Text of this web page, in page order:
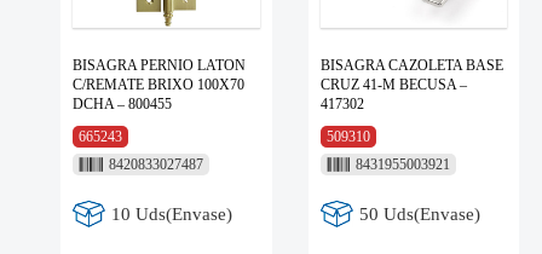
BISAGRA PERNIO LATON
C/REMATE BRIXO 100X70
DCHA – 800455
665243
8420833027487
10 Uds(Envase)
BISAGRA CAZOLETA BASE
CRUZ 41-M BECUSA –
417302
509310
8431955003921
50 Uds(Envase)